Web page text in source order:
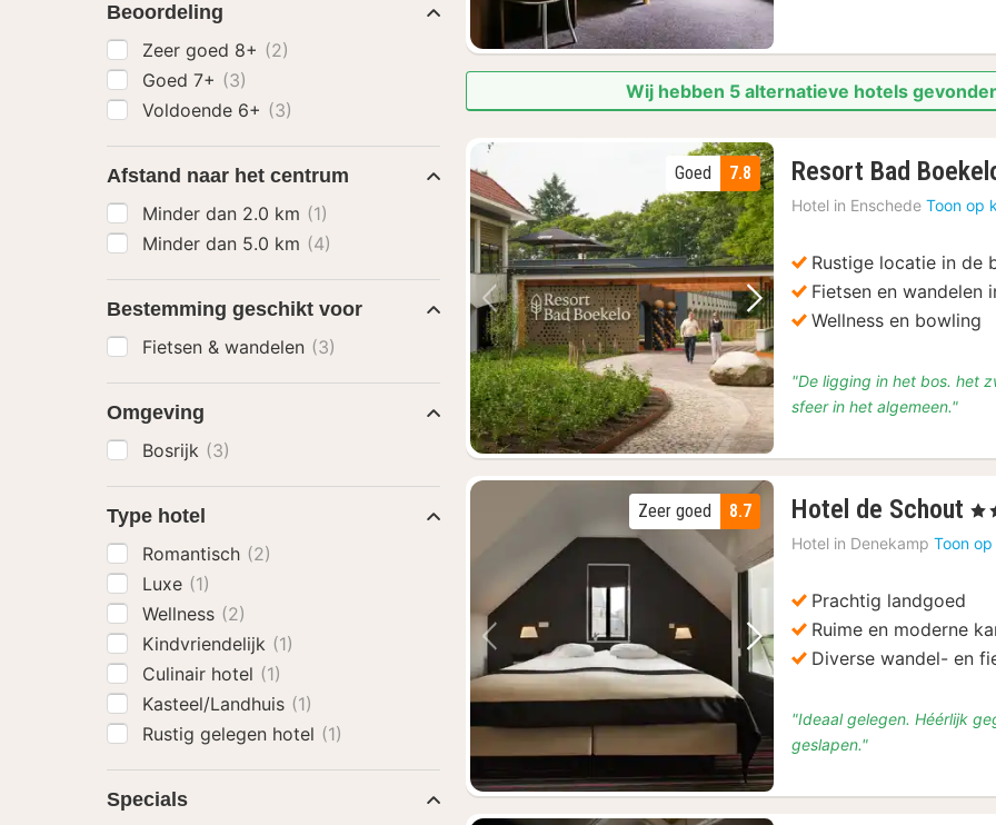
Wij hebben 5 alternatieve hotels
Vorige foto Volgende foto
7.8
Goed Resort Bad
Hotel in Enschede Toon op
Rustige locatie in de
Fietsen en wandelen
Wellness en bowling
"De ligging in het bos. het
sfeer in het algemeen."
Vorige foto Volgende foto
8.7
Zeer goed Hotel de Schout 1
, 4
Hotel in Denekamp Toon
Prachtig landgoed
Ruime en moderne
Diverse wandel- en
"Ideaal gelegen. Héérlijk
geslapen."
Beoordeling
Zeer goed 8+ (2)
Goed 7+ (3)
Voldoende 6+ (3)
Afstand naar het centrum
Minder dan 2.0 km (1)
Minder dan 5.0 km (4)
Bestemming geschikt voor
Fietsen & wandelen (3)
Omgeving
Bosrijk (3)
Type hotel
Romantisch (2)
Luxe (1)
Wellness (2)
Kindvriendelijk (1)
Culinair hotel (1)
Kasteel/Landhuis (1)
Rustig gelegen hotel (1)
Specials